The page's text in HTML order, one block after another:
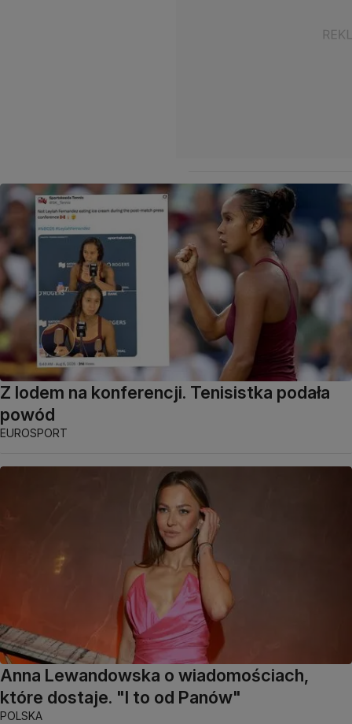
Z lodem na konferencji. Tenisistka podała
powód
EUROSPORT
Anna Lewandowska o wiadomościach,
które dostaje. "I to od Panów"
POLSKA